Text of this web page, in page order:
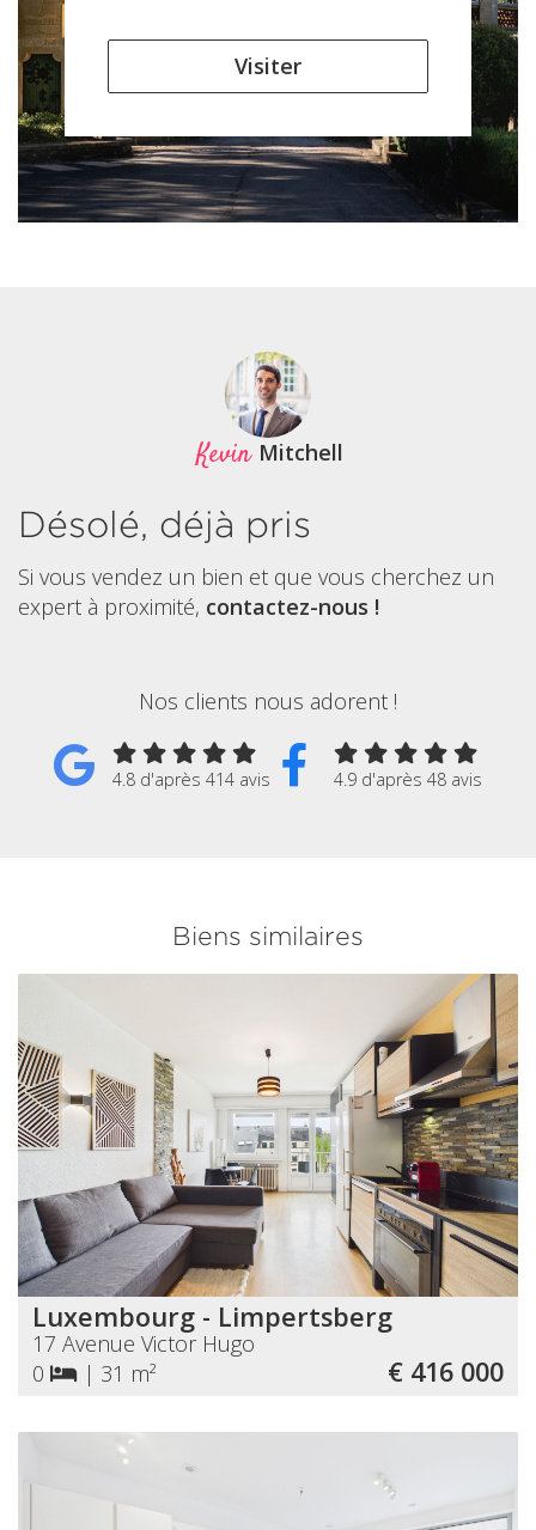
Visiter
Kevin Mitchell
Désolé, déjà pris
Si vous vendez un bien et que vous cherchez un
expert à proximité, contactez-nous !
Nos clients nous adorent !
4.8 d'après 414 avis 4.9 d'après 48 avis
Biens similaires
Luxembourg - Limpertsberg
17 Avenue Victor Hugo
0
| 31 m² € 416 000